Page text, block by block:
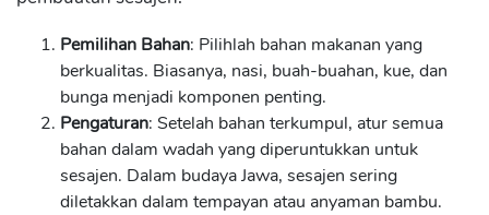
Pemilihan Bahan: Pilihlah bahan makanan yang
berkualitas. Biasanya, nasi, buah-buahan, kue, dan
bunga menjadi komponen penting.
Pengaturan: Setelah bahan terkumpul, atur semua
bahan dalam wadah yang diperuntukkan untuk
sesajen. Dalam budaya Jawa, sesajen sering
diletakkan dalam tempayan atau anyaman bambu.